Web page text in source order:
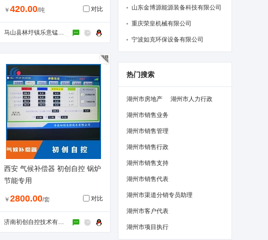
￥ 420.00/吨 对比
马山县林圩镇乐意锰砂滤料厂
西安 气候补偿器 初创自控 锅炉
节能专用
￥ 2800.00/套 对比
济南初创自控技术有限公司
山东金博源能源装备科技有限公司
重庆荣皇机械有限公司
宁波如克环保设备有限公司
热门搜索
湖州市房地产 湖州市人力行政
湖州市销售业务
湖州市销售管理
湖州市销售行政
湖州市销售支持
湖州市销售代表
湖州市渠道分销专员助理
湖州市客户代表
湖州市项目执行